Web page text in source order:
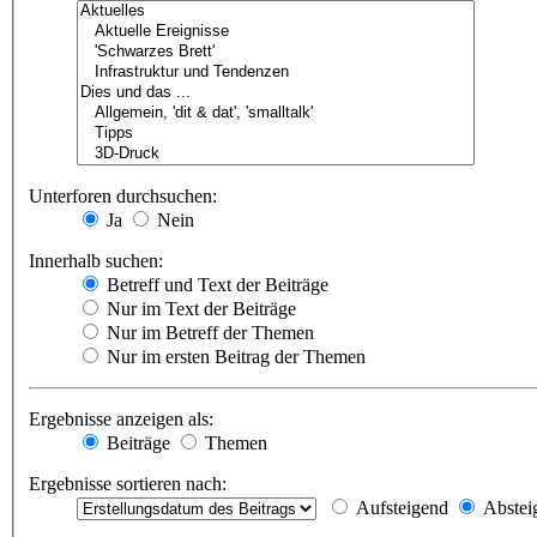
Unterforen durchsuchen:
Ja
Nein
Innerhalb suchen:
Betreff und Text der Beiträge
Nur im Text der Beiträge
Nur im Betreff der Themen
Nur im ersten Beitrag der Themen
Ergebnisse anzeigen als:
Beiträge
Themen
Ergebnisse sortieren nach:
Aufsteigend